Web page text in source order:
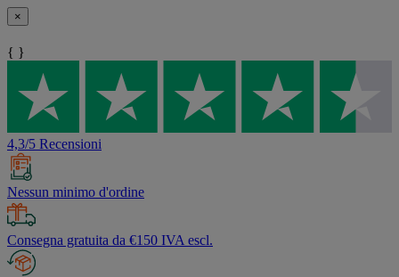
×
{ }
4,3/5 Recensioni
Nessun minimo d'ordine
Consegna gratuita da €150 IVA escl.